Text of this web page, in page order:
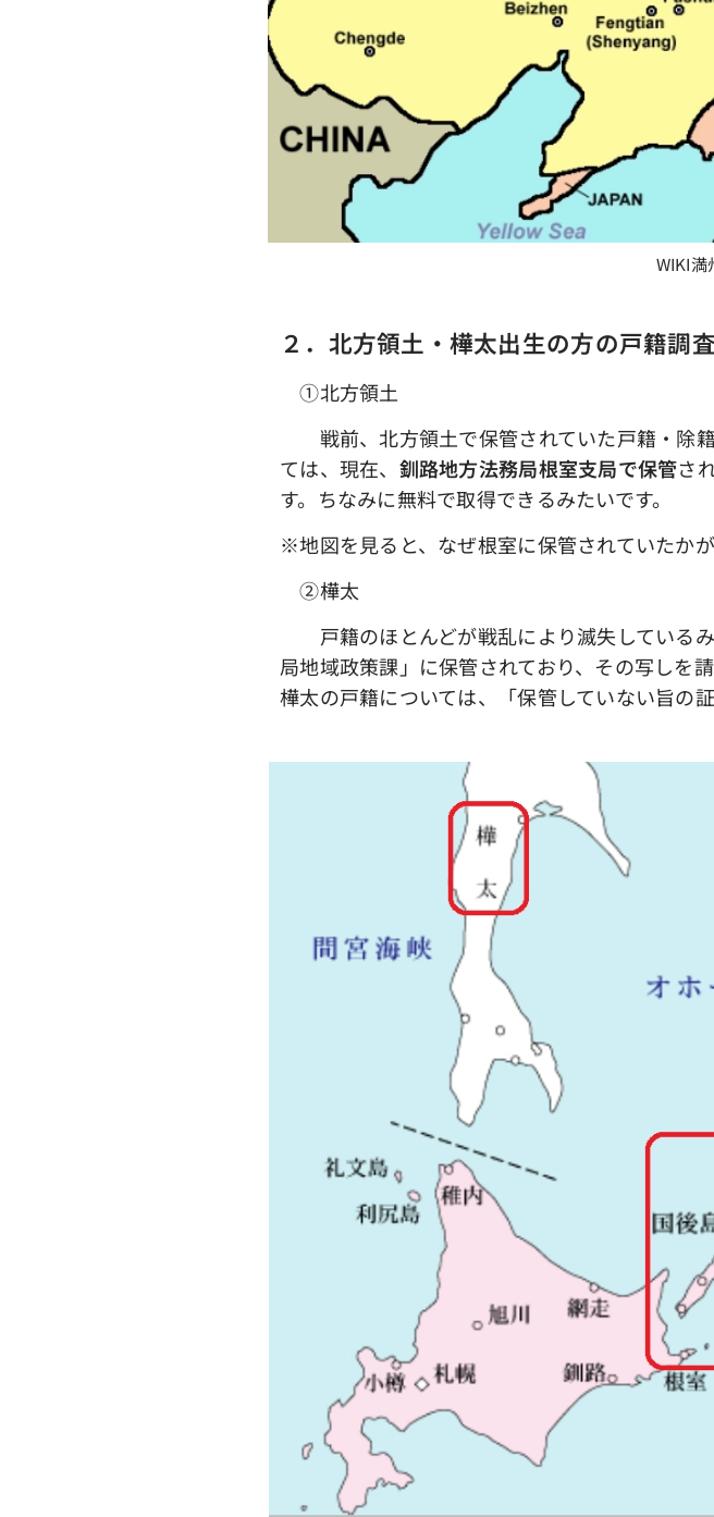
WIKI満
２．北方領土・樺太出生の方の戸籍調査
①北方領土
戦前、北方領土で保管されていた戸籍・除
ては、現在、 釧路地方法務局根室支局で保管さ
す。ちなみに無料で取得できるみたいです。
※地図を見ると、なぜ根室に保管されていたか
➁樺太
戸籍のほとんどが戦乱により滅失している
局地域政策課」に保管されており、その写しを
樺太の戸籍については、「保管していない旨の